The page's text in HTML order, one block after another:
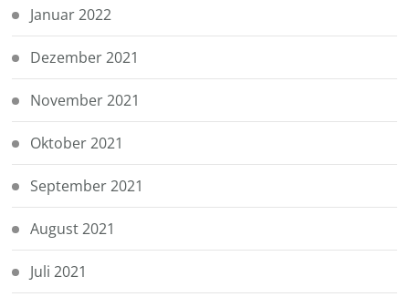
Januar 2022
Dezember 2021
November 2021
Oktober 2021
September 2021
August 2021
Juli 2021